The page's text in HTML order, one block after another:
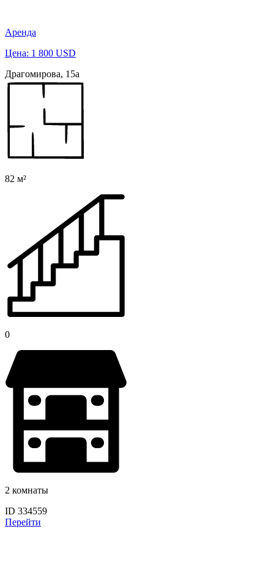
Аренда
Цена: 1 800 USD
Драгомирова, 15а
82 м²
0
2 комнаты
ID 334559
Перейти